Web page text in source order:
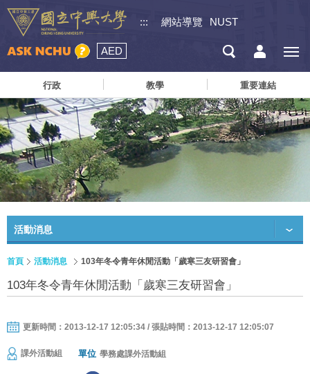
::: 網站導覽 NUST
AED
行政 教學 重要連結
活動消息
首頁 活動消息 103年冬令青年休閒活動「歲寒三友研習會」
103年冬令青年休閒活動「歲寒三友研習會」
更新時間：2013-12-17 12:05:34 / 張貼時間：2013-12-17 12:05:07
課外活動組 單位 學務處課外活動組